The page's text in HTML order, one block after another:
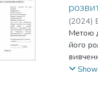
(2024)
Метою
його